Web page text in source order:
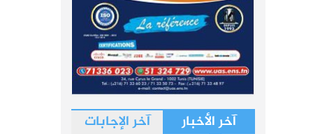
آخر الأخبار آخر الإجابات